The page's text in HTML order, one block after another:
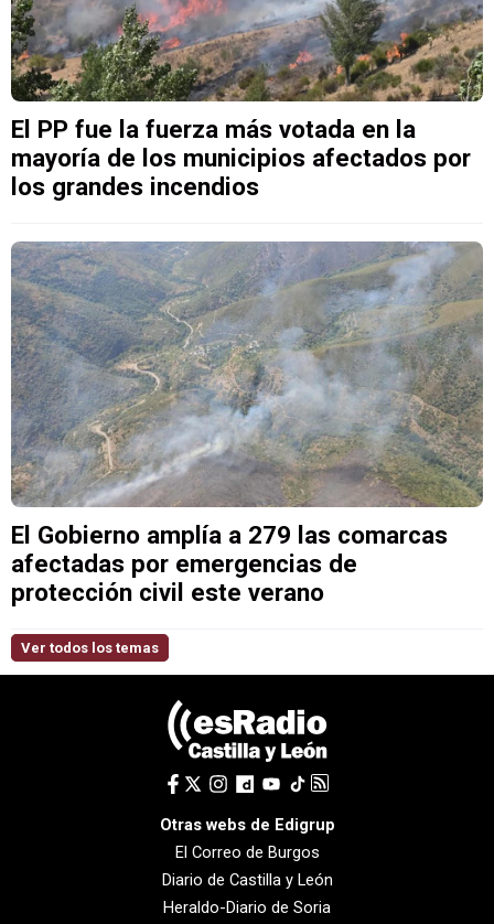
El PP fue la fuerza más votada en la
mayoría de los municipios afectados por
los grandes incendios
El Gobierno amplía a 279 las comarcas
afectadas por emergencias de
protección civil este verano
Ver todos los temas
Otras webs de Edigrup
El Correo de Burgos
Diario de Castilla y León
Heraldo-Diario de Soria